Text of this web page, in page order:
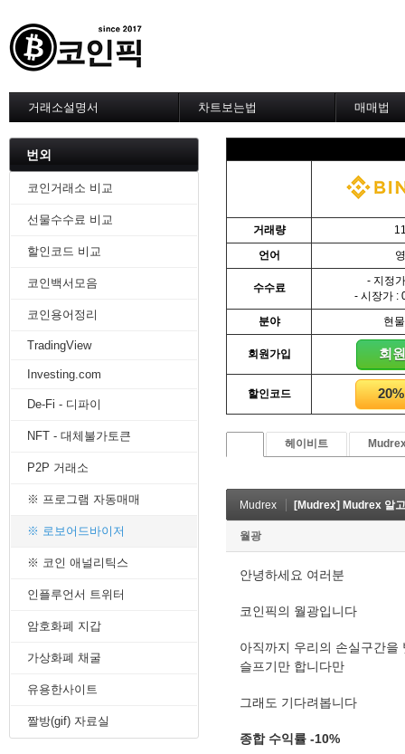
거래소설명서 차트보는법
2. 비트맥스 차트설정
5. 빗썸 차트설정
6. 트레이딩뷰
7. 크립토워치
2. 봉차트
3. 호가창,거래창
10. 데드크로스
1. 캔들 패턴(1)
2. 캔들 패턴(2)
3. 캔들 패턴(3)
--------차트 패턴--------
2. 쐐기형 패턴
4. 쌍바닥 패턴
5. 데드 캣 바운스 패턴
7. 하모닉 패턴
9. 하이먼민스키 패턴
매매법
3. 골든크
5. MACD
6. RSI 매
7. 볼린저
8. 피보나
9. 거래량
10. 사께
11. 엘리
12. 쌍바
13. 지지
14. 일목
15. DMI
번외
코인거래소 비교
선물수수료 비교
할인코드 비교
코인백서모음
코인용어정리
TradingView
Investing.com
De-Fi - 디파이
NFT - 대체불가토큰
P2P 거래소
※ 프로그램 자동매매
※ 로보어드바이저
※ 코인 애널리틱스
인플루언서 트위터
암호화폐 지갑
가상화폐 채굴
유용한사이트
짤방(gif) 자료실
거래량
언어
수수료
- 지정
- 시장가 :
분야
현물
회원가입 회
할인코드
헤이비트
Mudrex [Mudrex] Mudrex 알
월광
안녕하세요 여러분
코인픽의 월광입니다
아직까지 우리의 손실구간
슬프기만 합니다만
그래도 기다려봅니다
종합 수익률 -10%